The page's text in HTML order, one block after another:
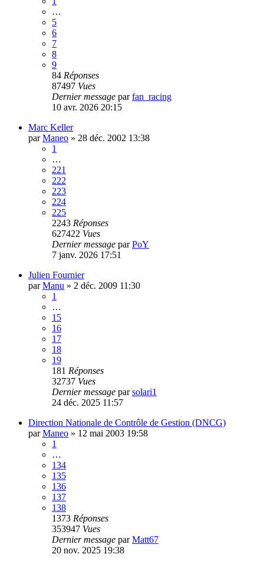
…
5
6
7
8
9
84 Réponses
87497 Vues
Dernier message parfan_racing
10 avr. 2026 20:15
Marc Keller
parManeo » 28 déc. 2002 13:38
1
…
221
222
223
224
225
2243 Réponses
627422 Vues
Dernier message parPoY
7 janv. 2026 17:51
Julien Fournier
parManu » 2 déc. 2009 11:30
1
…
15
16
17
18
19
181 Réponses
32737 Vues
Dernier message parsolari1
24 déc. 2025 11:57
Direction Nationale de Contrôle de Gestion (DNCG)
parManeo » 12 mai 2003 19:58
1
…
134
135
136
137
138
1373 Réponses
353947 Vues
Dernier message parMatt67
20 nov. 2025 19:38